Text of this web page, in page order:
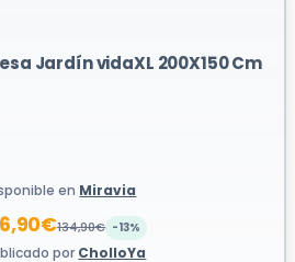
Jardín vidaXL 200X150 Cm
en Miravia
134,90€ -13%
por CholloYa